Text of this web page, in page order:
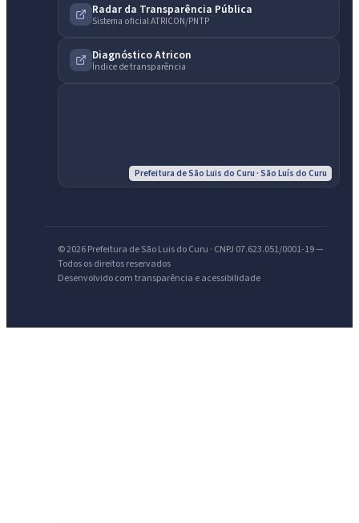
Radar da Transparência Pública
Sistema oficial ATRICON/PNTP
Diagnóstico Atricon
Índice de transparência
Prefeitura de São Luis do Curu · São Luís do Curu
© 2026 Prefeitura de São Luis do Curu · CNPJ 07.623.051/0001-19 —
Todos os direitos reservados
Desenvolvido com transparência e acessibilidade
Olá. Pergunte sobre serviços, notícias, legislação, Diário Oficial,